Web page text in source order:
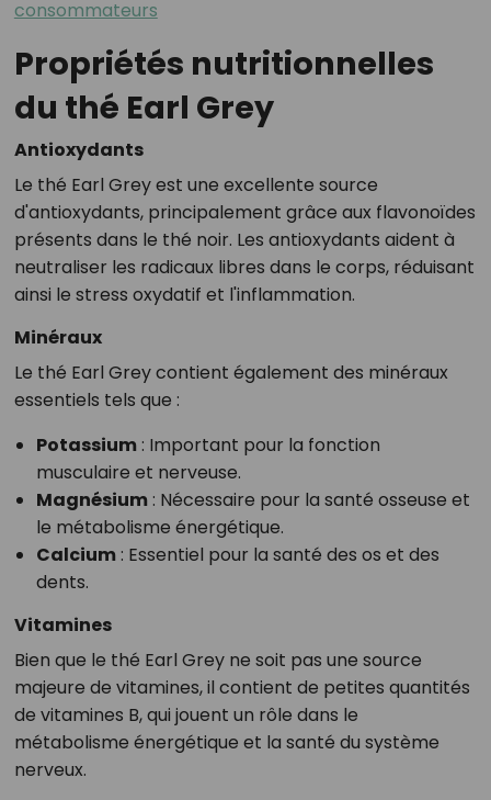
consommateurs
Propriétés nutritionnelles
du thé Earl Grey
Antioxydants
Le thé Earl Grey est une excellente source
d'antioxydants, principalement grâce aux flavonoïdes
présents dans le thé noir. Les antioxydants aident à
neutraliser les radicaux libres dans le corps, réduisant
ainsi le stress oxydatif et l'inflammation.
Minéraux
Le thé Earl Grey contient également des minéraux
essentiels tels que :
Potassium: Important pour la fonction
musculaire et nerveuse.
Magnésium: Nécessaire pour la santé osseuse et
le métabolisme énergétique.
Calcium: Essentiel pour la santé des os et des
dents.
Vitamines
Bien que le thé Earl Grey ne soit pas une source
majeure de vitamines, il contient de petites quantités
de vitamines B, qui jouent un rôle dans le
métabolisme énergétique et la santé du système
nerveux.